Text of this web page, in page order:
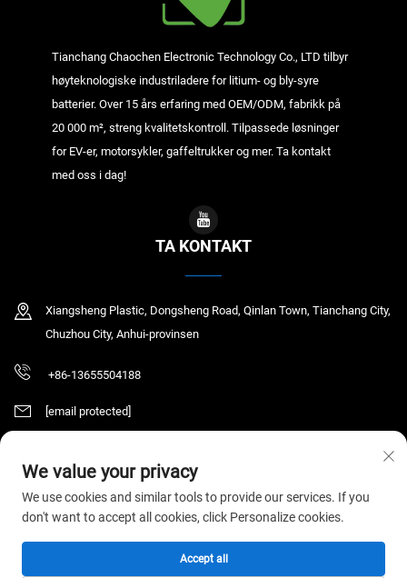
Tianchang Chaochen Electronic Technology Co., LTD tilbyr
høyteknologiske industriladere for litium- og bly-syre
batterier. Over 15 års erfaring med OEM/ODM, fabrikk på
20 000 m², streng kvalitetskontroll. Tilpassede løsninger
for EV-er, motorsykler, gaffeltrukker og mer. Ta kontakt
med oss i dag!
TA KONTAKT
Xiangsheng Plastic, Dongsheng Road, Qinlan Town, Tianchang City,
Chuzhou City, Anhui-provinsen
+86-13655504188
[email protected]
Copyright © 2025 Tianchang Chaochen Electronic Technology Co., LTD. Alle
rettigheter reservert. Personvernerklæring
We value your privacy
We use cookies and similar tools to provide our services. If you
don't want to accept all cookies, click Personalize cookies.
Accept all